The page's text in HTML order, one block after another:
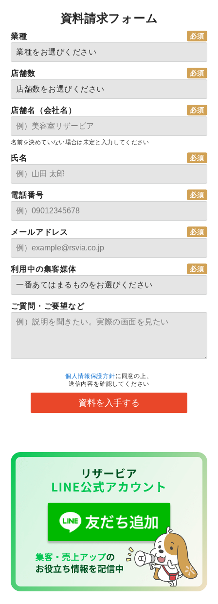
資料請求フォーム
業種
店舗数
店舗名（会社名）
名前を決めていない場合は未定と入力してください
氏名
電話番号
メールアドレス
利用中の集客媒体
ご質問・ご要望など
個人情報保護方針に同意の上、
送信内容を確認してください
資料を入手する